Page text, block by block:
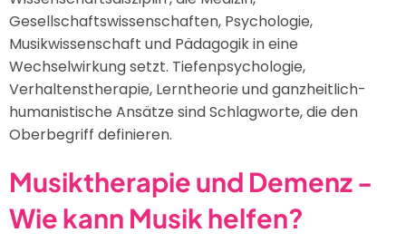
Gesellschaftswissenschaften, Psychologie,
Musikwissenschaft und Pädagogik in eine
Wechselwirkung setzt. Tiefenpsychologie,
Verhaltenstherapie, Lerntheorie und ganzheitlich-
humanistische Ansätze sind Schlagworte, die den
Oberbegriff definieren.
Musiktherapie und Demenz -
Wie kann Musik helfen?